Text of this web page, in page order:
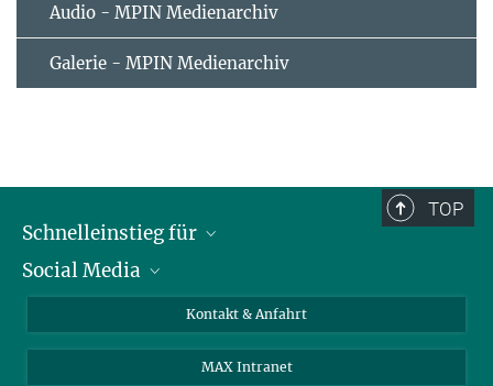
Audio - MPIN Medienarchiv
Galerie - MPIN Medienarchiv
TOP
Schnelleinstieg für
Journalist*innen
Social Media
LinkedIn
Kontakt & Anfahrt
MAX Intranet